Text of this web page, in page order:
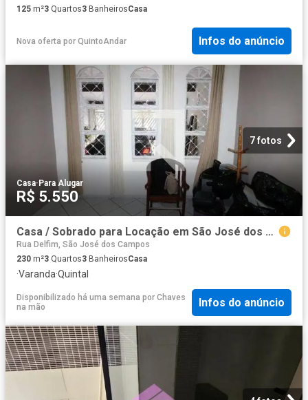
125 m²3 Quartos3 BanheirosCasa
Nova oferta por QuintoAndar Infos do anúncio
7 fotos
Casa·Para Alugar
R$ 5.550
Casa / Sobrado para Locação em São José dos Campos/SP Jardim das Indústrias 3 Quartos
Rua Delfim, São José dos Campos
230 m²3 Quartos3 BanheirosCasa
·Varanda·Quintal
Disponibilizado há uma semana por Chaves
na mão
Infos do anúncio